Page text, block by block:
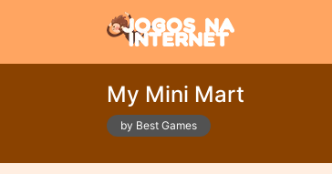
My Mini Mart
by Best Games